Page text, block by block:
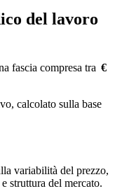
del lavoro
fascia compresa tra €
calcolato sulla base
variabilità del prezzo,
struttura del mercato.